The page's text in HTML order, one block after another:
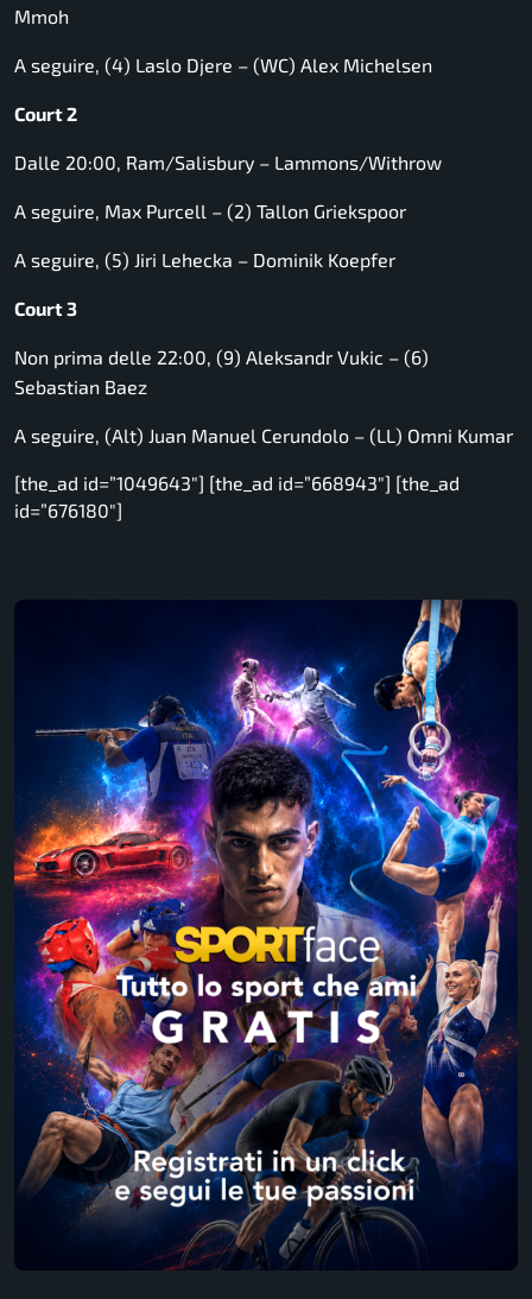
Mmoh
A seguire, (4) Laslo Djere – (WC) Alex Michelsen
Court 2
Dalle 20:00, Ram/Salisbury – Lammons/Withrow
A seguire, Max Purcell – (2) Tallon Griekspoor
A seguire, (5) Jiri Lehecka – Dominik Koepfer
Court 3
Non prima delle 22:00, (9) Aleksandr Vukic – (6)
Sebastian Baez
A seguire, (Alt) Juan Manuel Cerundolo – (LL) Omni Kumar
[the_ad id=”1049643″] [the_ad id=”668943″] [the_ad
id=”676180″]